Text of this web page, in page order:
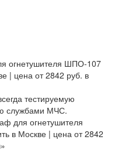
тестируемую
службами МЧС.